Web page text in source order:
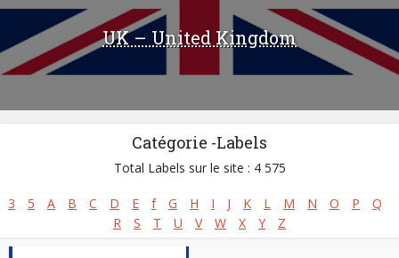
UK – United Kingdom
Catégorie -Labels
Total Labels sur le site : 4 575
3 5 A B C D E f G H I J K L M N O P
Q
R
S T U V W X Y Z